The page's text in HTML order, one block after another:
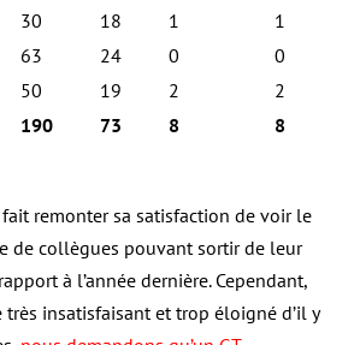
30 18 1
1
63 24 0
0
50 19 2
2
190 73 8 8
fait remonter sa satisfaction de voir le
de collègues pouvant sortir de leur
à l’année dernière. Cependant,
très insatisfaisant et trop éloigné d’il y